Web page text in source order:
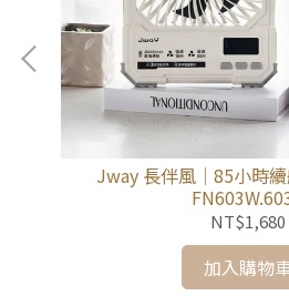
Jway 長伴風｜85小時
NT$1,680
加入購物